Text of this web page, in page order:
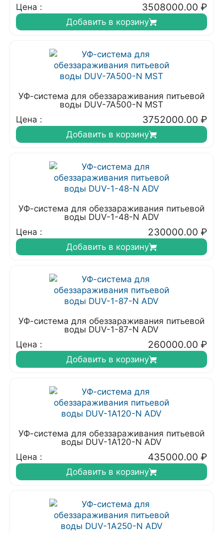
Цена :
3508000.00 ₽
Добавить в корзину
УФ-система для обеззараживания питьевой
воды DUV-7A500-N MST
Цена :
3752000.00 ₽
Добавить в корзину
УФ-система для обеззараживания питьевой
воды DUV-1-48-N ADV
Цена :
230000.00 ₽
Добавить в корзину
УФ-система для обеззараживания питьевой
воды DUV-1-87-N ADV
Цена :
260000.00 ₽
Добавить в корзину
УФ-система для обеззараживания питьевой
воды DUV-1A120-N ADV
Цена :
435000.00 ₽
Добавить в корзину